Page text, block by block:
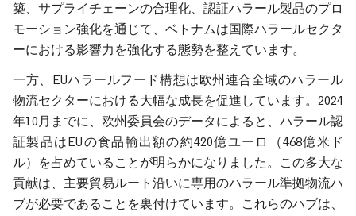
築、サプライチェーンの合理化、認証ハラール製品のプロ
モーション強化を通じて、ベトナムは国際ハラールセクタ
ーにおける影響力を強化する態勢を整えています。
一方、EUハラールフード構想は欧州連合全域のハラール
物流セクターにおける大幅な成長を促進しています。2024
年10月までに、欧州委員会のデータによると、ハラール認
証製品はEUの食品輸出額の約420億ユーロ（468億米ド
ル）を占めていることが明らかになりました。この多大な
貢献は、主要貿易ルート沿いに専用のハラール準拠物流ハ
ブが必要であることを裏付けています。これらのハブは、